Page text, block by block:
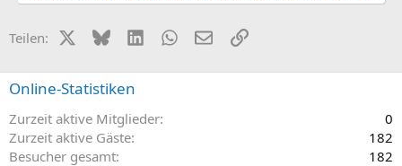
Teilen: X (Twitter)
BlueskyLinkedInWhatsApp
E-MailLink
Online-Statistiken
Zurzeit aktive Mitglieder
0
Zurzeit aktive Gäste
182
Besucher gesamt
182